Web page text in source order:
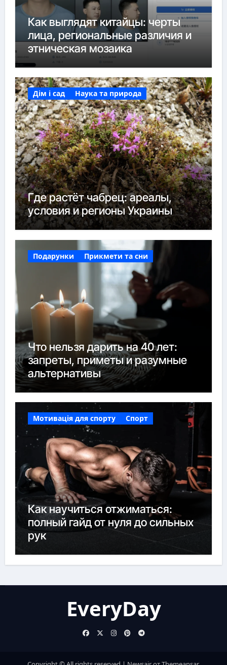
Как выглядят китайцы: черты
лица, региональные различия и
этническая мозаика
Дім і сад Наука та природа
Где растёт чабрец: ареалы,
условия и регионы Украины
Подарунки Прикмети та сни
Что нельзя дарить на 40 лет:
запреты, приметы и разумные
альтернативы
Мотивація для спорту Спорт
Как научиться отжиматься:
полный гайд от нуля до сильных
рук
EveryDay